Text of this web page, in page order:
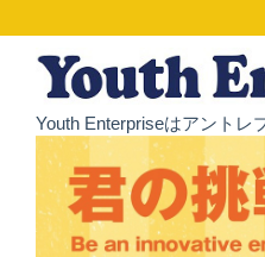
Youth Enterpriseはアントレ